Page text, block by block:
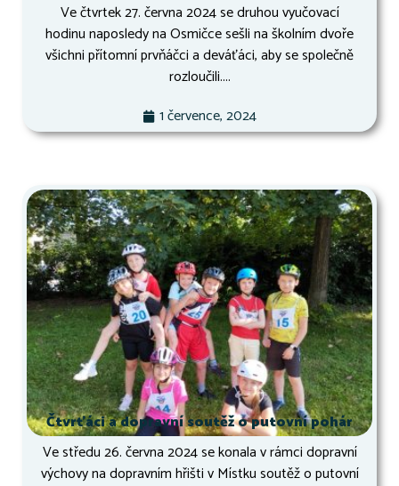
Ve čtvrtek 27. června 2024 se druhou vyučovací
hodinu naposledy na Osmičce sešli na školním dvoře
všichni přítomní prvňáčci a deváťáci, aby se společně
rozloučili....
1 července, 2024
Čtvrťáci a dopravní soutěž o putovní pohár
Ve středu 26. června 2024 se konala v rámci dopravní
výchovy na dopravním hřišti v Místku soutěž o putovní